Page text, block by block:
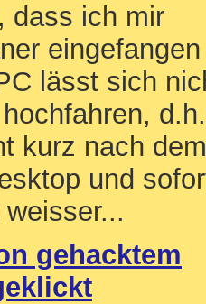
dass ich mir
eingefangen
lässt sich
d.h.
kurz nach dem
und
gehacktem